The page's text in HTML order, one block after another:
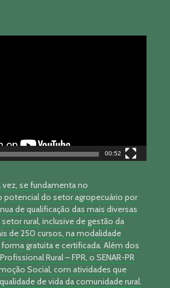
00:52
vez, se fundamenta no
do setor agropecuário por
de qualificação das mais diversas
rural, inclusive de gestão da
de 250 cursos, na modalidade
gratuita e certificada. Além dos
Rural – FPR, o SENAR-PR
Social, com atividades que
de vida da comunidade rural.